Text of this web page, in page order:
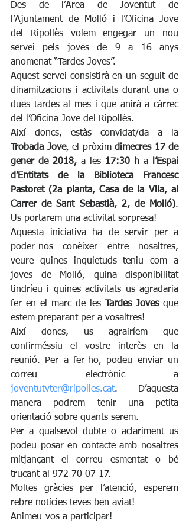
Des de l’Àrea de Joventut de
l’Ajuntament de Molló i l’Oficina Jove
del Ripollès volem engegar un nou
servei pels joves de 9 a 16 anys
anomenat “Tardes Joves”.
Aquest servei consistirà en un seguit de
dinamitzacions i activitats durant una o
dues tardes al mes i que anirà a càrrec
del l’Oficina Jove del Ripollès.
Trobada Jove, el pròxim dimecres 17 de
gener de 2018, a les 17:30 h a
l’Espai
d’Entitats de la Biblioteca Francesc
Pastoret (2a planta, Casa de la Vila, al
Carrer de Sant Sebastià, 2, de Molló).
Us portarem una activitat sorpresa!
Aquesta iniciativa ha de servir per a
poder-nos conèixer entre nosaltres,
veure quines inquietuds teniu com a
joves de Molló, quina disponibilitat
tindríeu i quines activitats us agradaria
fer en el marc de les Tardes Joves que
estem preparant per a vosaltres!
Així doncs, us agrairíem que
confirméssiu el vostre interès en la
reunió. Per a fer-ho, podeu enviar un
joventutvter@ripolles.cat. D’aquesta
manera podrem tenir una petita
orientació sobre quants serem.
Per a qualsevol dubte o aclariment us
podeu posar en contacte amb nosaltres
mitjançant el correu esmentat o bé
trucant al 972 70 07 17.
Moltes gràcies per l’atenció, esperem
rebre notícies teves ben aviat!
Animeu-vos a participar!